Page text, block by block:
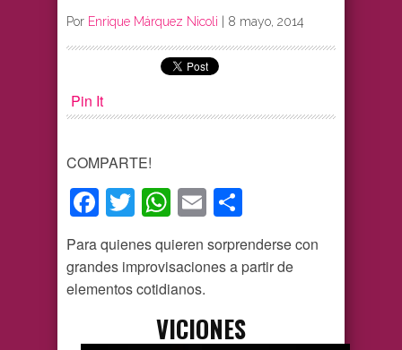
Por Enrique Márquez Nicoli | 8 mayo, 2014
Pin It
COMPARTE!
Facebook
TwitterWhatsApp
Email
Para quienes quieren sorprenderse con
grandes improvisaciones a partir de
elementos cotidianos.
VICIONES